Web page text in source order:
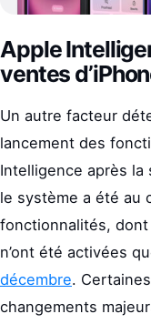
Apple
ventes
Un autre facteur
lancement des
Intelligence après la
le système a été au
fonctionnalités, dont
n’ont été activées
décembre.
changements